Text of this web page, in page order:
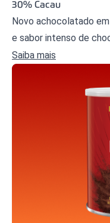
30% Cacau​
Novo achocolatado
e sabor intenso de
Saiba mais